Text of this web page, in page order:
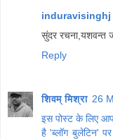
induravisinghj
सुंदर रचना,यशवन्त
Reply
शिवम् मिश्रा 26
इस पोस्ट के लिए
है 'ब्लॉग बुलेटिन'